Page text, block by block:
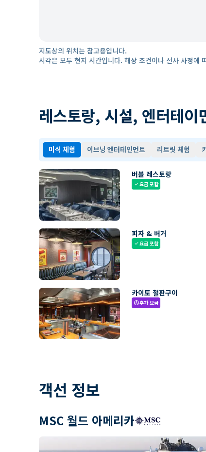
지도상의 위치는 참고용입니다.
시각은 모두 현지 시간입니다. 해상 조건이나 선사 사정에
레스토랑, 시설, 엔터테이
미식 체험 이브닝 엔터테인먼트 리트릿 체험
버블 레스토랑
check요금 포함
피자 & 버거
check요금 포함
카이토 철판구이
paid추가 요금
객선 정보
MSC 월드 아메리카